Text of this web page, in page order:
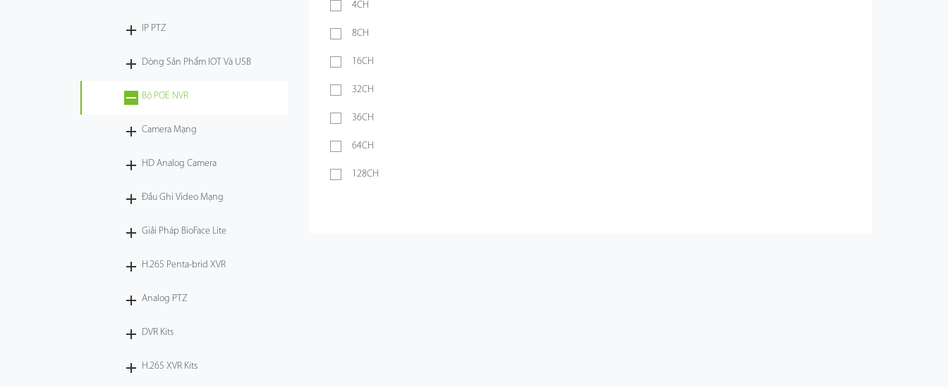
IP PTZ
Dòng Sản Phẩm IOT Và USB
Bộ POE NVR
Camera Mạng
HD Analog Camera
Đầu Ghi Video Mạng
Giải Pháp BioFace Lite
H.265 Penta-brid XVR
Analog PTZ
DVR Kits
H.265 XVR Kits
4CH
8CH
16CH
32CH
36CH
64CH
128CH